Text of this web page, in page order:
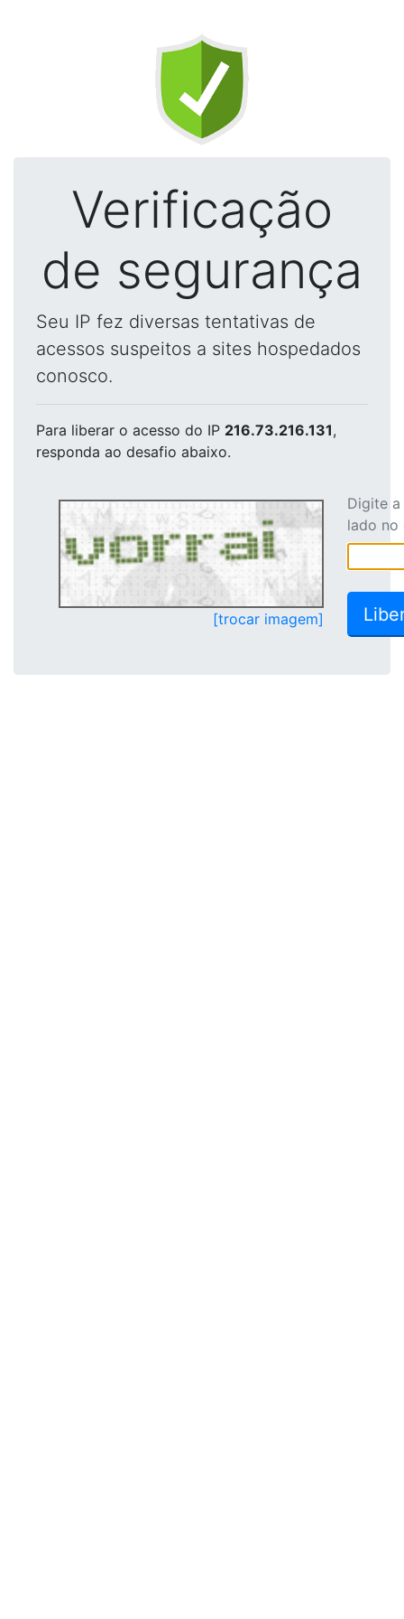
Verificação
de segurança
Seu IP fez diversas tentativas de
acessos suspeitos a sites hospedados
conosco.
Para liberar o acesso do IP 216.73.216.131,
responda ao desafio abaixo.
[trocar imagem]
Digite
lado no